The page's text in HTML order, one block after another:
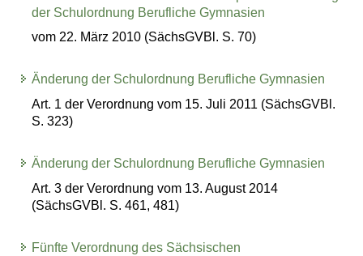
der Schulordnung Berufliche Gymnasien
vom 22. März 2010 (SächsGVBl. S. 70)
Änderung der Schulordnung Berufliche Gymnasien
Art. 1 der Verordnung vom 15. Juli 2011 (SächsGVBl.
S. 323)
Änderung der Schulordnung Berufliche Gymnasien
Art. 3 der Verordnung vom 13. August 2014
(SächsGVBl. S. 461, 481)
Fünfte Verordnung des Sächsischen